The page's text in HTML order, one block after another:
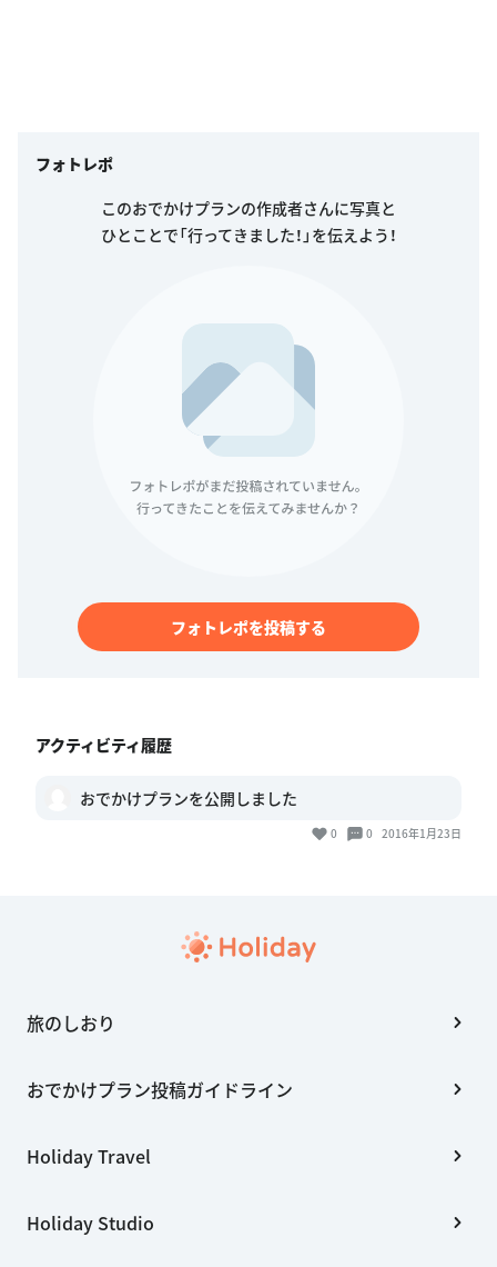
フォトレポ
このおでかけプランの作成者さんに写真と
ひとことで「行ってきました！」を伝えよう！
フォトレポを投稿する
アクティビティ履歴
おでかけプランを公開しました
0 0 2016年1月23日
旅のしおり
おでかけプラン投稿ガイドライン
Holiday Travel
Holiday Studio